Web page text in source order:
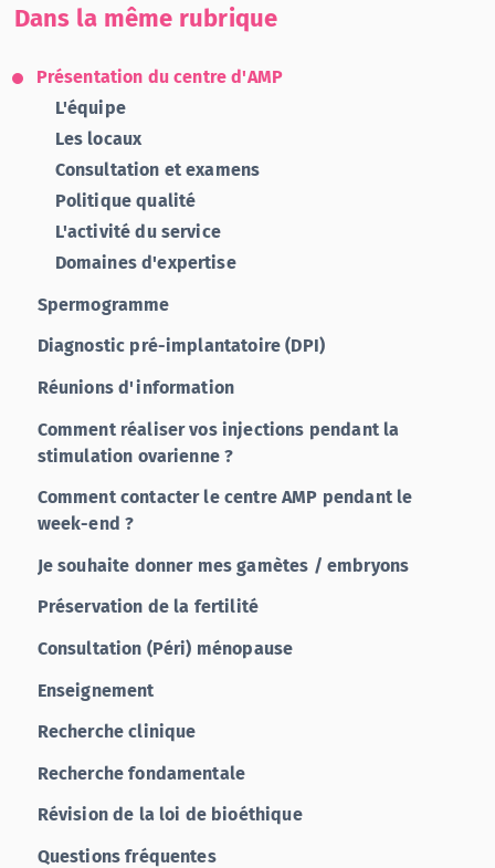
Dans la même rubrique
Présentation du centre d'AMP
L'équipe
Les locaux
Consultation et examens
Politique qualité
L'activité du service
Domaines d'expertise
Spermogramme
Diagnostic pré-implantatoire (DPI)
Réunions d'information
Comment réaliser vos injections pendant la
stimulation ovarienne ?
Comment contacter le centre AMP pendant le
week-end ?
Je souhaite donner mes gamètes / embryons
Préservation de la fertilité
Consultation (Péri) ménopause
Enseignement
Recherche clinique
Recherche fondamentale
Révision de la loi de bioéthique
Questions fréquentes